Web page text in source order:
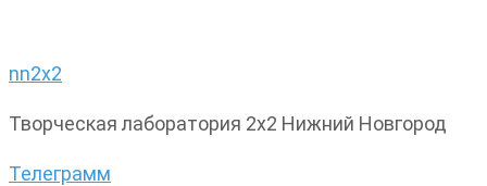
nn2x2
Творческая лаборатория 2х2 Нижний Новгород
Телеграмм